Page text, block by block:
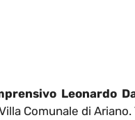
Leonardo
Comunale di